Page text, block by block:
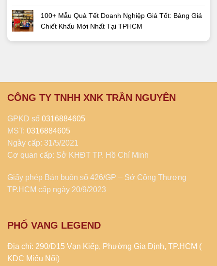
100+ Mẫu Quà Tết Doanh Nghiệp Giá Tốt: Bảng Giá
Chiết Khấu Mới Nhất Tại TPHCM
CÔNG TY TNHH XNK TRẦN NGUYÊN
GPKD số 0316884605
MST: 0316884605
Ngày cấp: 31/5/2021
Cơ quan cấp: Sở KHĐT TP. Hồ Chí Minh
Giấy phép Bán buôn số 426/GP – Sở Công Thương
TP.HCM cấp ngày 20/9/2023
PHỐ VANG LEGEND
Địa chỉ: 290/D15 Vạn Kiếp, Phường Gia Định, TP.HCM (
KDC Miếu Nổi)